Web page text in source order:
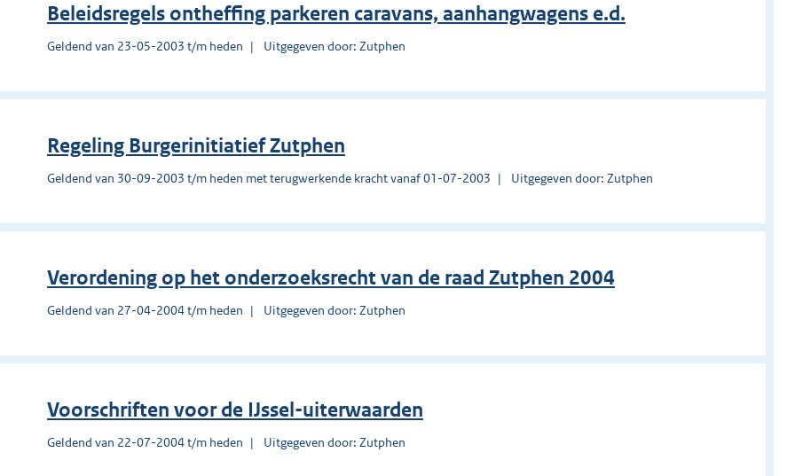
Beleidsregels ontheffing parkeren caravans, aanhangwagens e.d.
Geldend van 23-05-2003 t/m heden Uitgegeven door: Zutphen
Regeling Burgerinitiatief Zutphen
Geldend van 30-09-2003 t/m heden met terugwerkende kracht vanaf 01-07-2003 Uitgegeven door: Zutphen
Verordening op het onderzoeksrecht van de raad Zutphen 2004
Geldend van 27-04-2004 t/m heden Uitgegeven door: Zutphen
Voorschriften voor de IJssel-uiterwaarden
Geldend van 22-07-2004 t/m heden Uitgegeven door: Zutphen